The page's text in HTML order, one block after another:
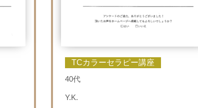
TCカラーセラピー講座
40代
Y.K.